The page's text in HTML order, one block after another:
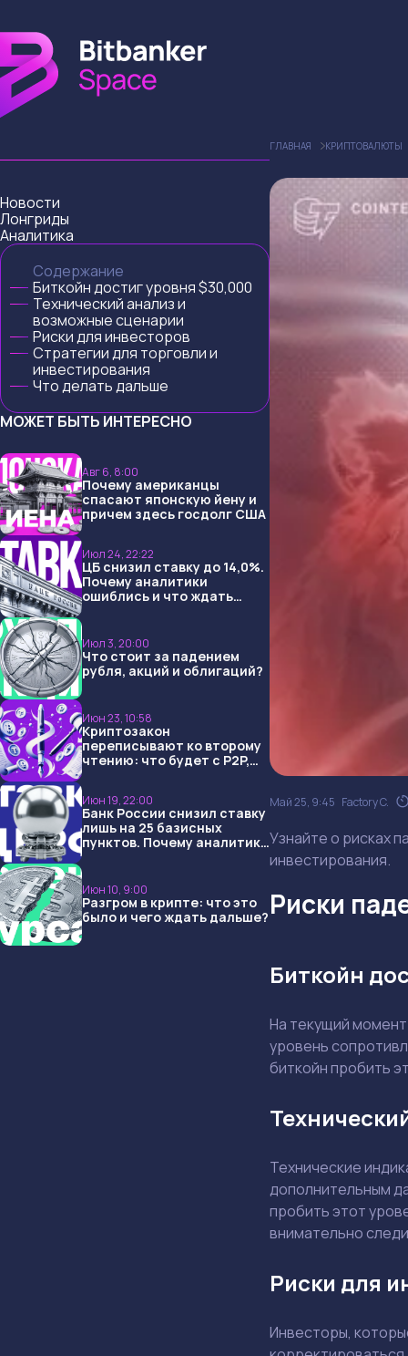
Новости
Лонгриды
Аналитика
Содержание
Биткойн достиг уровня $30,000
Технический анализ и
возможные сценарии
Риски для инвесторов
Стратегии для торговли и
инвестирования
Что делать дальше
МОЖЕТ БЫТЬ ИНТЕРЕСНО
Авг 6, 8:00
Почему американцы
спасают японскую йену и
причем здесь госдолг США
Июл 24, 22:22
ЦБ снизил ставку до 14,0%.
Почему аналитики
ошиблись и что ждать
Июл 3, 20:00
Что стоит за падением
рубля, акций и облигаций?
Июн 23, 10:58
Криптозакон
переписывают ко второму
чтению: что будет с P2P,
Июн 19, 22:00
Банк России снизил ставку
лишь на 25 базисных
пунктов. Почему аналитики
Июн 10, 9:00
Разгром в крипте: что это
было и чего ждать дальше?
ГЛАВНАЯ КРИПТОВАЛЮТЫ
Май 25, 9:45 Factory C.
Узнайте о рисках
инвестирования.
Риски
Биткойн
На текущий
уровень
биткойн пробить
Технические
дополнительным
пробить этот
внимательно
Риски для
Инвесторы,